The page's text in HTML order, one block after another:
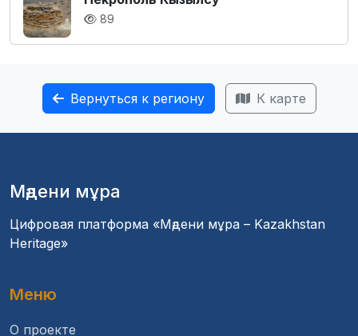
89
Вернуться к региону К карте
Мәдени мұра
Цифровая платформа «Мәдени мұра – Kazakhstan
Heritage»
Меню
О проекте